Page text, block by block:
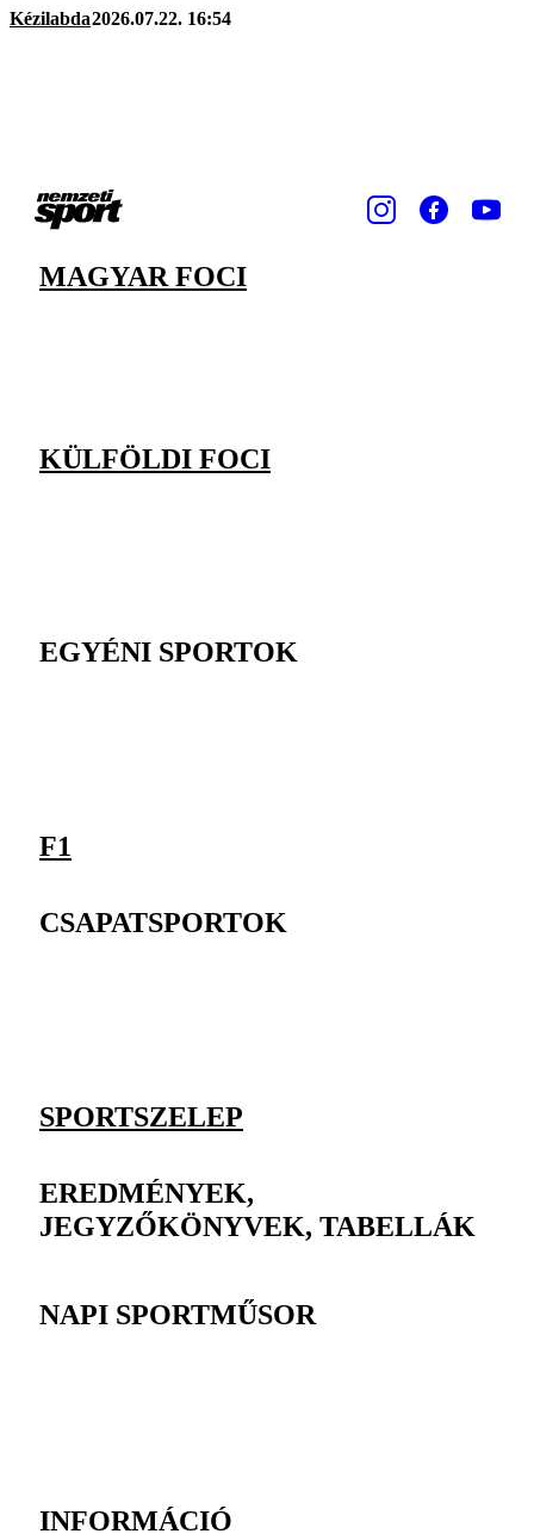
Kézilabda2026.07.22. 16:54
MAGYAR FOCI
KÜLFÖLDI FOCI
EGYÉNI SPORTOK
F1
CSAPATSPORTOK
SPORTSZELEP
EREDMÉNYEK,
JEGYZŐKÖNYVEK, TABELLÁK
NAPI SPORTMŰSOR
INFORMÁCIÓ